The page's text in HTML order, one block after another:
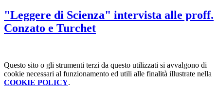
"Leggere di Scienza" intervista alle proff.
Conzato e Turchet
Questo sito o gli strumenti terzi da questo utilizzati si avvalgono di
cookie necessari al funzionamento ed utili alle finalità illustrate nella
COOKIE POLICY.